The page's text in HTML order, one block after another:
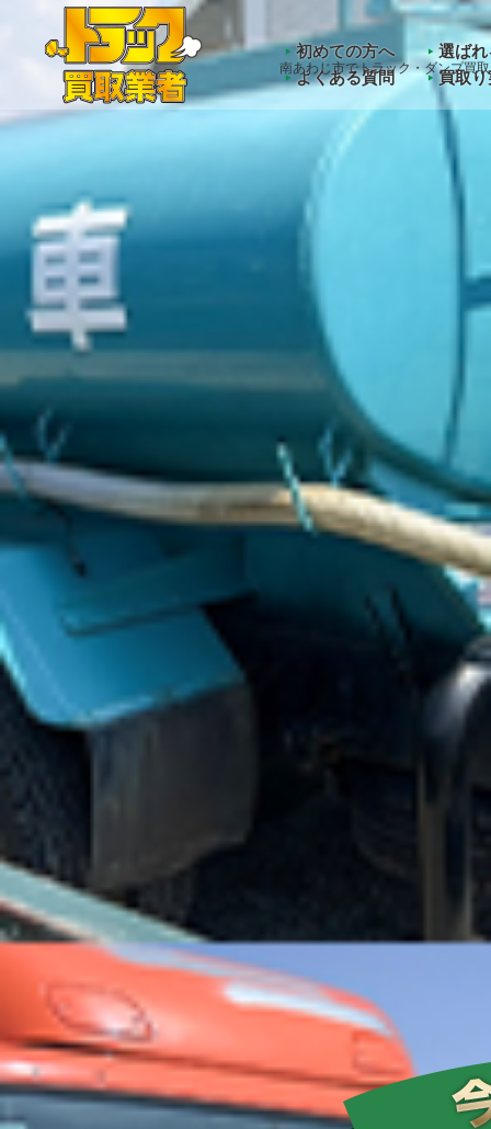
Warning : Undefined array key
南あわじ市でトラック・ダンプ買
初めての方へ
選ば
よくある質問
買取